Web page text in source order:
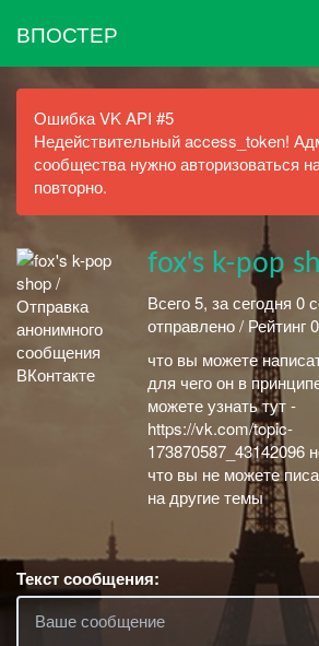
ВПОСТЕР
Ошибка VK API #5
Недействительный access_token!
сообщества нужно авторизоваться
повторно.
fox's k-pop
Всего 5, за сегодня 0
отправлено / Рейтинг 0
что вы можете
для чего он в
можете узнать тут -
https://vk.com/topic-
173870587_43142096
что вы не можете
на другие темы
Текст сообщения: